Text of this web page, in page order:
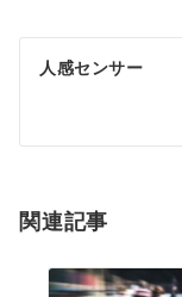
人感センサー
関連記事